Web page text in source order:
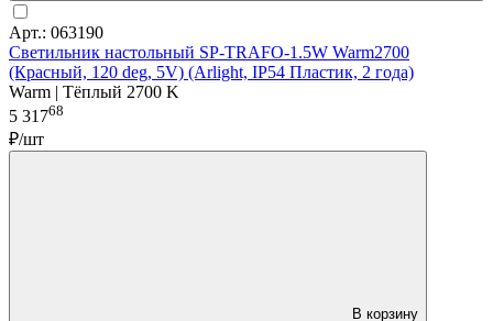
Арт.: 063190
Светильник настольный SP-TRAFO-1.5W Warm2700
(Красный, 120 deg, 5V) (Arlight, IP54 Пластик, 2 года)
Warm | Тёплый 2700 K
5 31768
₽/шт
В корзину